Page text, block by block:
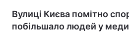
Вулиці Києва помітно
побільшало людей у